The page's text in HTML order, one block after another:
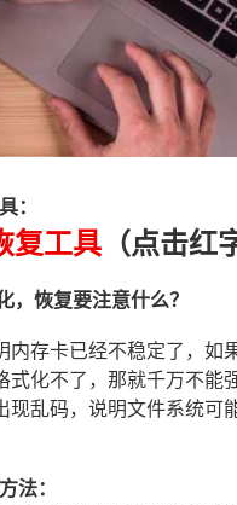
：
复工具 （点击红
，恢复要注意什么？
内存卡已经不稳定了，如
式化不了，那就千万不能
现乱码，说明文件系统
法：